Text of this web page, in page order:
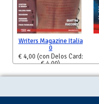
Writers Magazine Italia
0
€ 4,00 (con Delos Card:
€ 4,00)